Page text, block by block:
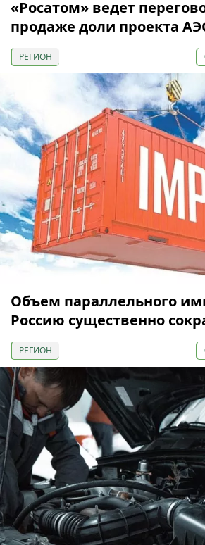
«Росатом» ведет
продаже доли проекта
РЕГИОН
Объем параллельного
Россию существенно
РЕГИОН